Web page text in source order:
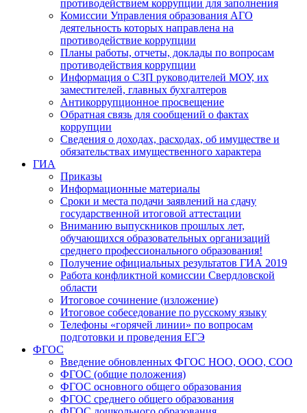
противодействием коррупции для заполнения
Комиссии Управления образования АГО
деятельность которых направлена на
противодействие коррупции
Планы работы, отчеты, доклады по вопросам
противодействия коррупции
Информация о СЗП руководителей МОУ, их
заместителей, главных бухгалтеров
Антикоррупционное просвещение
Обратная связь для сообщений о фактах
коррупции
Сведения о доходах, расходах, об имуществе и
обязательствах имущественного характера
ГИА
Приказы
Информационные материалы
Сроки и места подачи заявлений на сдачу
государственной итоговой аттестации
Вниманию выпускников прошлых лет,
обучающихся образовательных организаций
среднего профессионального образования!
Получение официальных результатов ГИА 2019
Работа конфликтной комиссии Свердловской
области
Итоговое сочинение (изложение)
Итоговое собеседование по русскому языку
Телефоны «горячей линии» по вопросам
подготовки и проведения ЕГЭ
ФГОС
Введение обновленных ФГОС НОО, ООО, СОО
ФГОС (общие положения)
ФГОС основного общего образования
ФГОС среднего общего образования